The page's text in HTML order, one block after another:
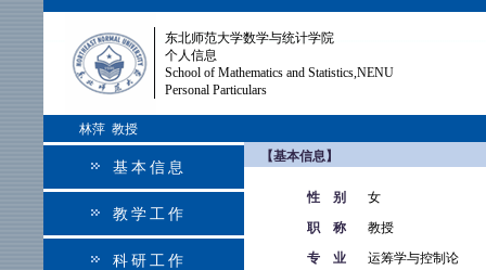
东北师范大学数学与统计学院
个人信息
School of Mathematics and Statistics,NENU
Personal Particulars
林萍 教授
基本信息
教学工作
科研工作
【基本信息】
性 别
女
职 称
教授
专 业
运筹学与控制论